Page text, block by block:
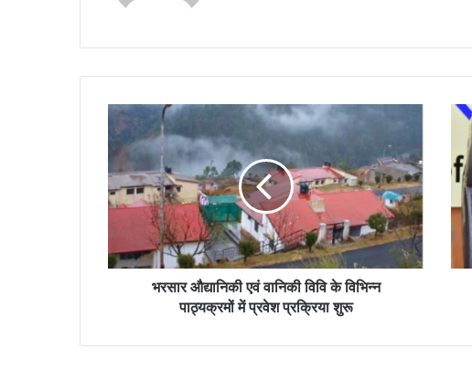
भरसार औद्यानिकी एवं वानिकी विवि के विभिन्न
पाठ्यक्रमों में प्रवेश प्रक्रिया शुरू